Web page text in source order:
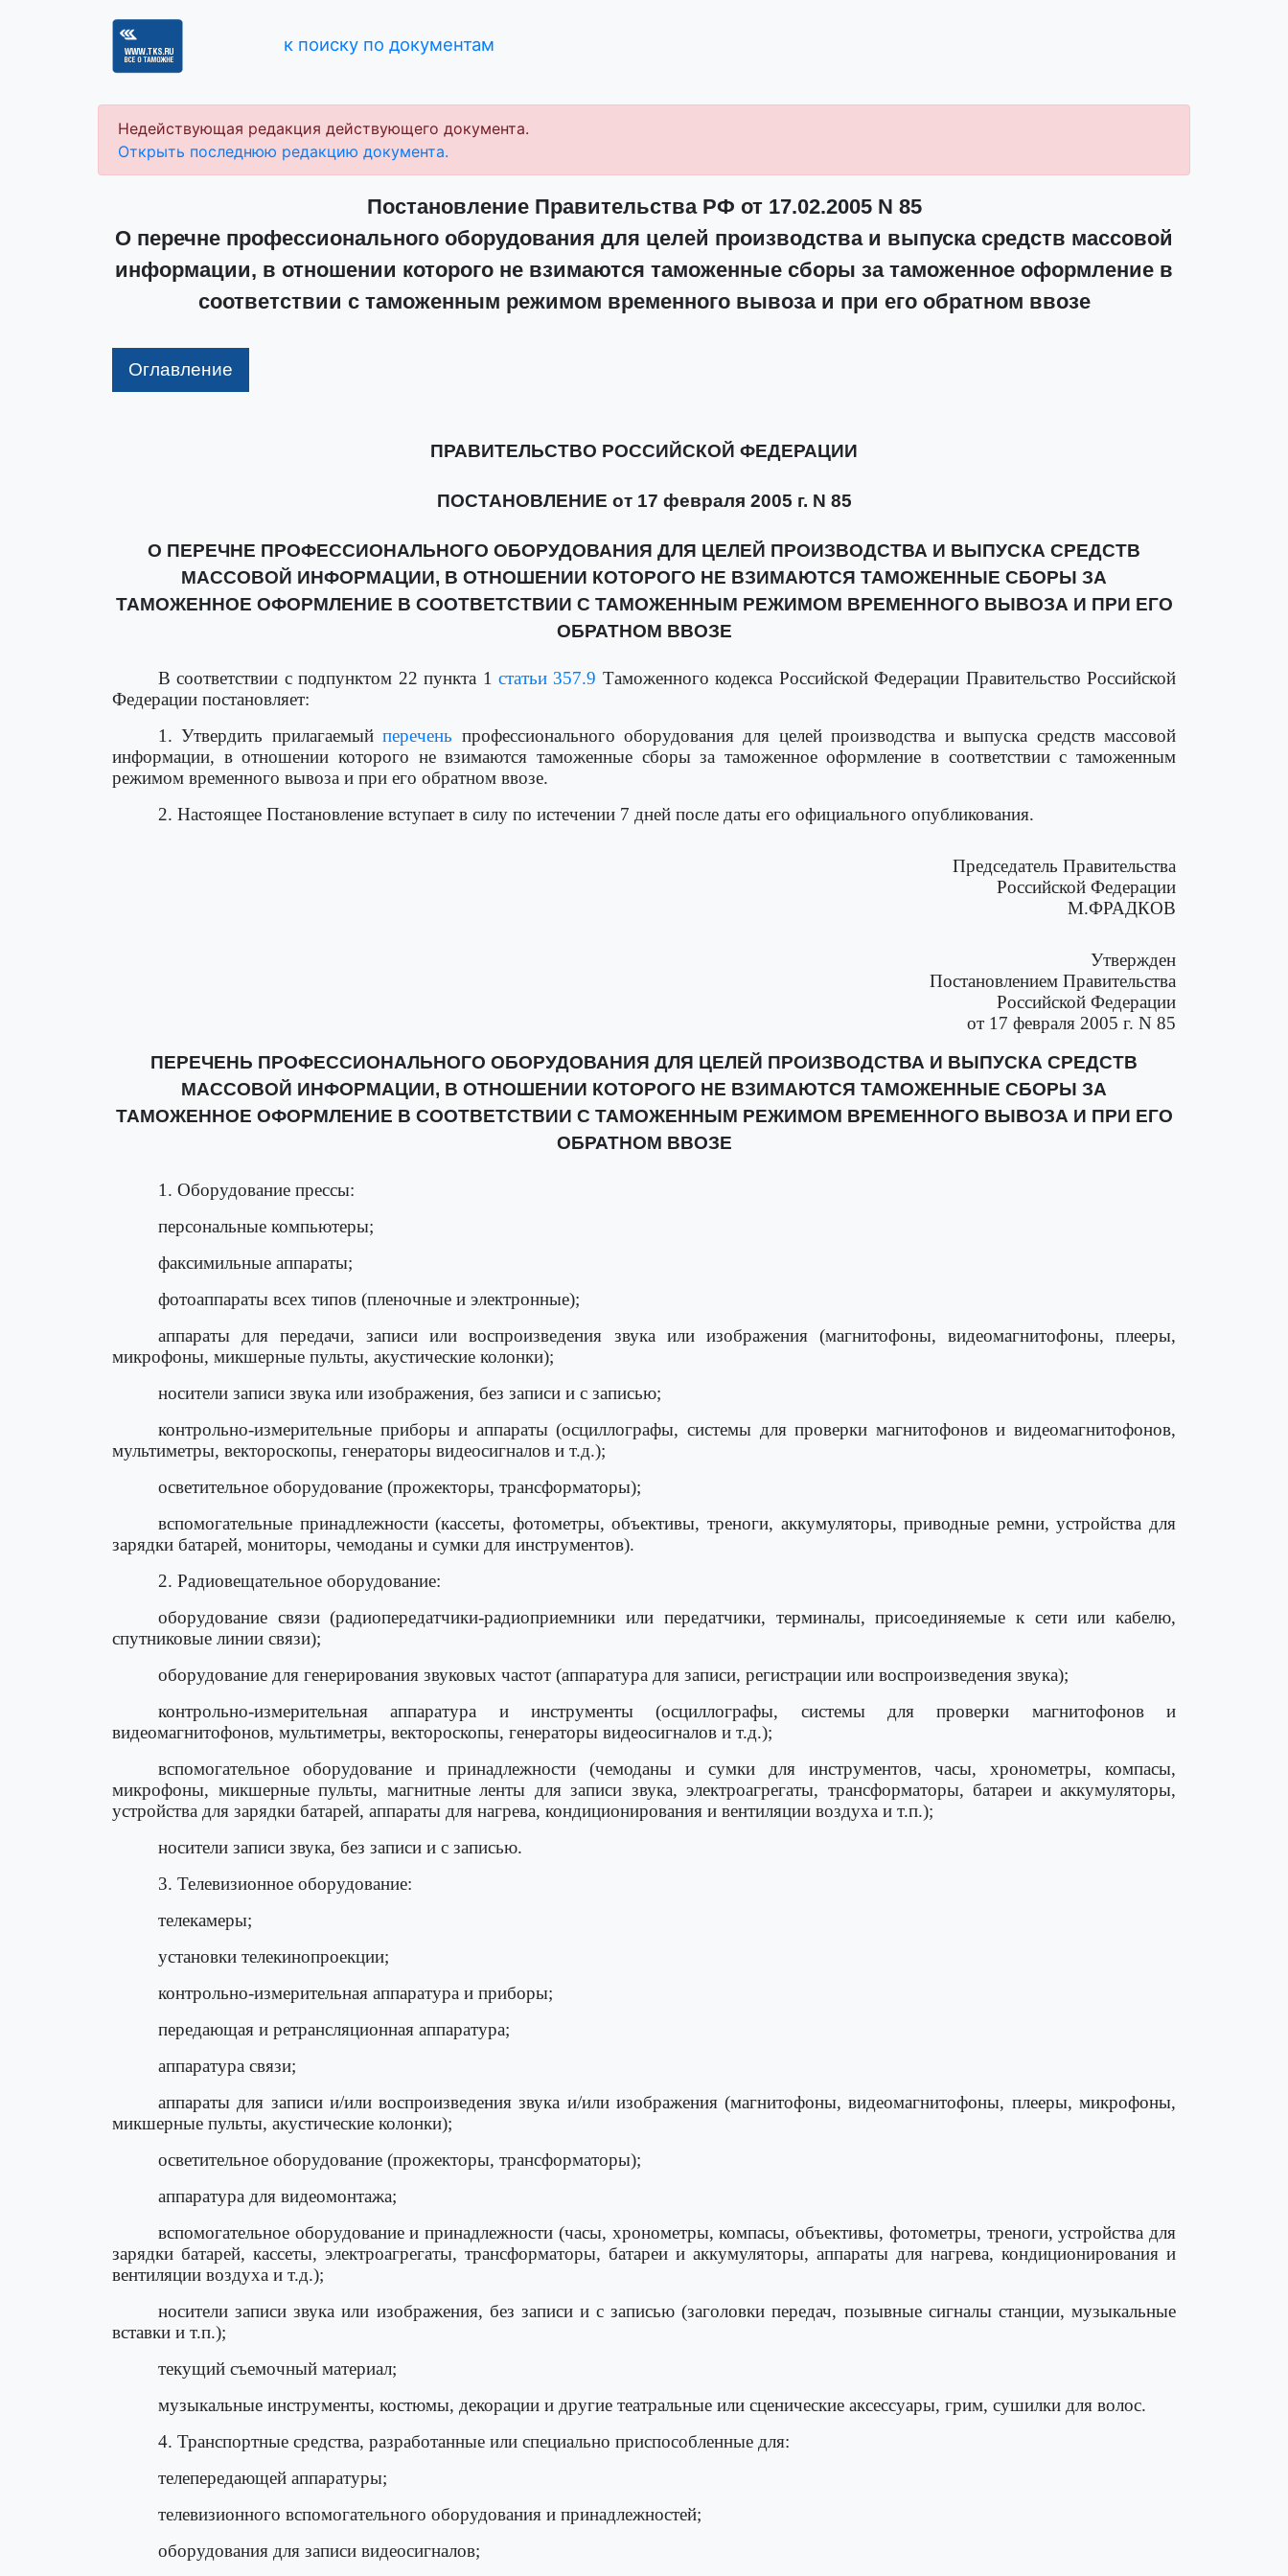
к поиску по документам
Недействующая редакция действующего документа.
Открыть последнюю редакцию документа.
Постановление Правительства РФ от 17.02.2005 N 85
О перечне профессионального оборудования для целей производства и выпуска средств массовой
информации, в отношении которого не взимаются таможенные сборы за таможенное оформление в
соответствии с таможенным режимом временного вывоза и при его обратном ввозе
Оглавление
ПРАВИТЕЛЬСТВО РОССИЙСКОЙ ФЕДЕРАЦИИ
ПОСТАНОВЛЕНИЕ от 17 февраля 2005 г. N 85
О ПЕРЕЧНЕ ПРОФЕССИОНАЛЬНОГО ОБОРУДОВАНИЯ ДЛЯ ЦЕЛЕЙ ПРОИЗВОДСТВА И ВЫПУСКА СРЕДСТВ
МАССОВОЙ ИНФОРМАЦИИ, В ОТНОШЕНИИ КОТОРОГО НЕ ВЗИМАЮТСЯ ТАМОЖЕННЫЕ СБОРЫ ЗА
ТАМОЖЕННОЕ ОФОРМЛЕНИЕ В СООТВЕТСТВИИ С ТАМОЖЕННЫМ РЕЖИМОМ ВРЕМЕННОГО ВЫВОЗА И ПРИ ЕГО
ОБРАТНОМ ВВОЗЕ
В соответствии с подпунктом 22 пункта 1 статьи 357.9 Таможенного кодекса Российской Федерации Правительство Российской
Федерации постановляет:
1. Утвердить прилагаемыйперечень профессионального оборудования для целей производства и выпуска средств массовой
информации, в отношении которого не взимаются таможенные сборы за таможенное оформление в соответствии с таможенным
режимом временного вывоза и при его обратном ввозе.
2. Настоящее Постановление вступает в силу по истечении 7 дней после даты его официального опубликования.
Председатель Правительства
Российской Федерации
М.ФРАДКОВ
Утвержден
Постановлением Правительства
Российской Федерации
от 17 февраля 2005 г. N 85
ПЕРЕЧЕНЬ ПРОФЕССИОНАЛЬНОГО ОБОРУДОВАНИЯ ДЛЯ ЦЕЛЕЙ ПРОИЗВОДСТВА И ВЫПУСКА СРЕДСТВ
МАССОВОЙ ИНФОРМАЦИИ, В ОТНОШЕНИИ КОТОРОГО НЕ ВЗИМАЮТСЯ ТАМОЖЕННЫЕ СБОРЫ ЗА
ТАМОЖЕННОЕ ОФОРМЛЕНИЕ В СООТВЕТСТВИИ С ТАМОЖЕННЫМ РЕЖИМОМ ВРЕМЕННОГО ВЫВОЗА И ПРИ ЕГО
ОБРАТНОМ ВВОЗЕ
1. Оборудование прессы:
персональные компьютеры;
факсимильные аппараты;
фотоаппараты всех типов (пленочные и электронные);
аппараты для передачи, записи или воспроизведения звука или изображения (магнитофоны, видеомагнитофоны, плееры,
микрофоны, микшерные пульты, акустические колонки);
носители записи звука или изображения, без записи и с записью;
контрольно-измерительные приборы и аппараты (осциллографы, системы для проверки магнитофонов и видеомагнитофонов,
мультиметры, вектороскопы, генераторы видеосигналов и т.д.);
осветительное оборудование (прожекторы, трансформаторы);
вспомогательные принадлежности (кассеты, фотометры, объективы, треноги, аккумуляторы, приводные ремни, устройства для
зарядки батарей, мониторы, чемоданы и сумки для инструментов).
2. Радиовещательное оборудование:
оборудование связи (радиопередатчики-радиоприемники или передатчики, терминалы, присоединяемые к сети или кабелю,
спутниковые линии связи);
оборудование для генерирования звуковых частот (аппаратура для записи, регистрации или воспроизведения звука);
контрольно-измерительная аппаратура и инструменты (осциллографы, системы для проверки магнитофонов и
видеомагнитофонов, мультиметры, вектороскопы, генераторы видеосигналов и т.д.);
вспомогательное оборудование и принадлежности (чемоданы и сумки для инструментов, часы, хронометры, компасы,
микрофоны, микшерные пульты, магнитные ленты для записи звука, электроагрегаты, трансформаторы, батареи и аккумуляторы,
устройства для зарядки батарей, аппараты для нагрева, кондиционирования и вентиляции воздуха и т.п.);
носители записи звука, без записи и с записью.
3. Телевизионное оборудование:
телекамеры;
установки телекинопроекции;
контрольно-измерительная аппаратура и приборы;
передающая и ретрансляционная аппаратура;
аппаратура связи;
аппараты для записи и/или воспроизведения звука и/или изображения (магнитофоны, видеомагнитофоны, плееры, микрофоны,
микшерные пульты, акустические колонки);
осветительное оборудование (прожекторы, трансформаторы);
аппаратура для видеомонтажа;
вспомогательное оборудование и принадлежности (часы, хронометры, компасы, объективы, фотометры, треноги, устройства для
зарядки батарей, кассеты, электроагрегаты, трансформаторы, батареи и аккумуляторы, аппараты для нагрева, кондиционирования и
вентиляции воздуха и т.д.);
носители записи звука или изображения, без записи и с записью (заголовки передач, позывные сигналы станции, музыкальные
вставки и т.п.);
текущий съемочный материал;
музыкальные инструменты, костюмы, декорации и другие театральные или сценические аксессуары, грим, сушилки для волос.
4. Транспортные средства, разработанные или специально приспособленные для:
телепередающей аппаратуры;
телевизионного вспомогательного оборудования и принадлежностей;
оборудования для записи видеосигналов;